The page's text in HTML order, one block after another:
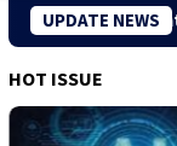
UPDATE NEWS
Ekonomi Kreatif
HOT ISSUE